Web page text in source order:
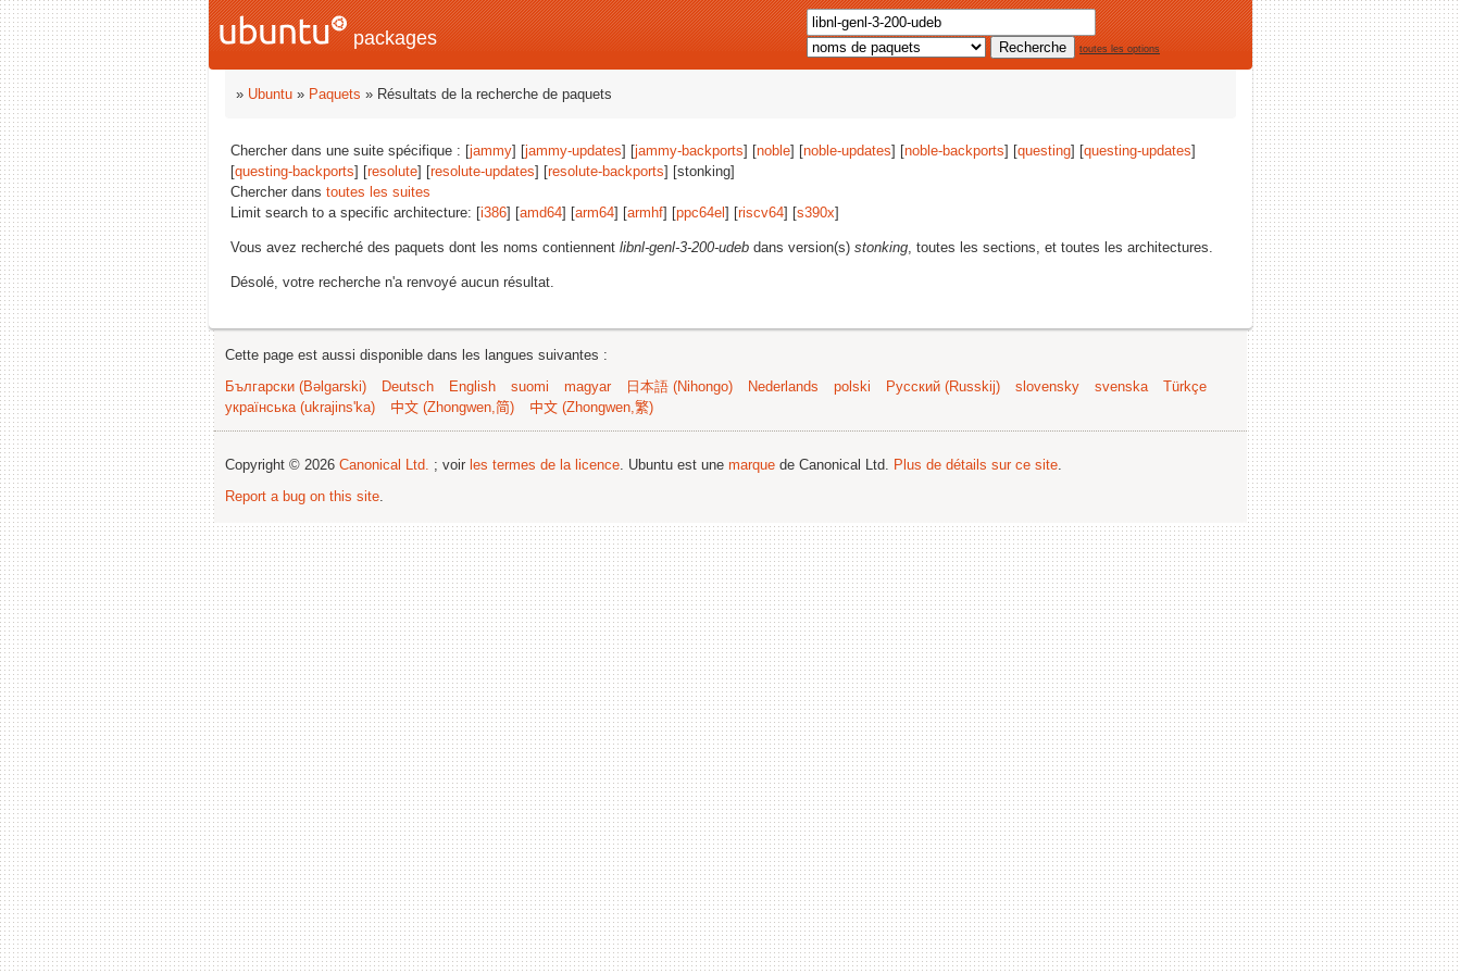
packages toutes les options
» Ubuntu » Paquets » Résultats de la recherche de paquets
Chercher dans une suite spécifique : [jammy] [jammy-updates] [jammy-backports] [noble] [noble-updates] [noble-backports] [questing] [questing-updates]
[questing-backports] [resolute] [resolute-updates] [resolute-backports] [stonking]
Chercher dans toutes les suites
Limit search to a specific architecture: [i386] [amd64] [arm64] [armhf] [ppc64el ] [riscv64] [s390x]
Vous avez recherché des paquets dont les noms contiennent libnl-genl-3-200-udeb dans version(s) stonking, toutes les sections, et toutes les architectures.
Désolé, votre recherche n'a renvoyé aucun résultat.
Cette page est aussi disponible dans les langues suivantes :
Български (Bəlgarski)
Deutsch English suomi magyar 日本語 (Nihongo) Nederlands polski Русский (Russkij) slovensky svenska
Türkçe
українська (ukrajins'ka)
中文 (Zhongwen,简) 中文 (Zhongwen,繁)
Copyright © 2026 Canonical Ltd. ; voir les termes de la licence. Ubuntu est une marque de Canonical Ltd. Plus de détails sur ce site.
Report a bug on this site.